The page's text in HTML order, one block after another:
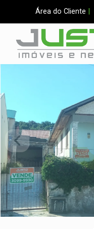
Área do Cliente